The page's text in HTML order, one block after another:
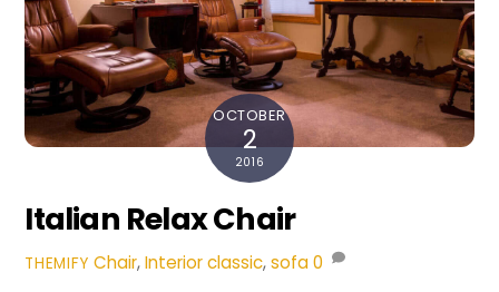
OCTOBER
2
2016
Italian Relax Chair
THEMIFY Chair,Interiorclassic,sofa0